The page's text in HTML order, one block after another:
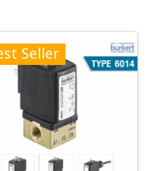
Seller